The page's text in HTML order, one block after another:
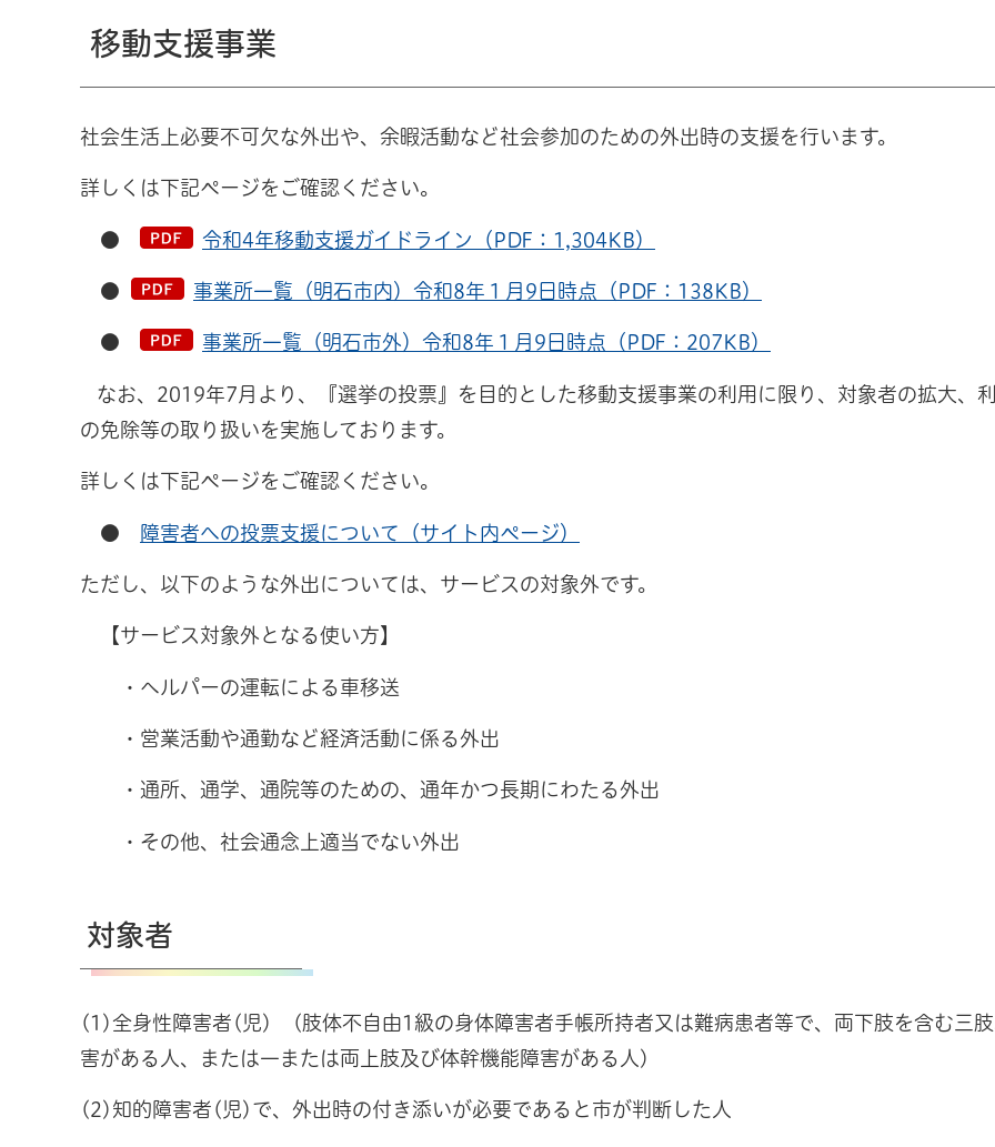
移動支援事業
社会生活上必要不可欠な外出や、余暇活動など社会参加のための外出時の支援を行います。
詳しくは下記ページをご確認ください。
● 令和4年移動支援ガイドライン（PDF：1,304KB）
● 事業所一覧（明石市内）令和8年１月9日時点（PDF：138KB）
● 事業所一覧（明石市外）令和8年１月9日時点（PDF：207KB）
なお、2019年7月より、『選挙の投票』を目的とした移動支援事業の利用に限り、対象者の拡大、
の免除等の取り扱いを実施しております。
詳しくは下記ページをご確認ください。
● 障害者への投票支援について（サイト内ページ）
ただし、以下のような外出については、サービスの対象外です。
【サービス対象外となる使い方】
・ヘルパーの運転による車移送
・営業活動や通勤など経済活動に係る外出
・通所、通学、通院等のための、通年かつ長期にわたる外出
・その他、社会通念上適当でない外出
対象者
(1)全身性障害者(児) (肢体不自由1級の身体障害者手帳所持者又は難病患者等で、両下肢を含む三
害がある人、または一または両上肢及び体幹機能障害がある人)
(2)知的障害者(児)で、外出時の付き添いが必要であると市が判断した人